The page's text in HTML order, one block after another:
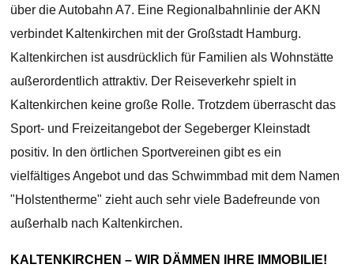
über die Autobahn A7. Eine Regionalbahnlinie der AKN
verbindet Kaltenkirchen mit der Großstadt Hamburg.
Kaltenkirchen ist ausdrücklich für Familien als Wohnstätte
außerordentlich attraktiv. Der Reiseverkehr spielt in
Kaltenkirchen keine große Rolle. Trotzdem überrascht das
Sport- und Freizeitangebot der Segeberger Kleinstadt
positiv. In den örtlichen Sportvereinen gibt es ein
vielfältiges Angebot und das Schwimmbad mit dem Namen
"Holstentherme" zieht auch sehr viele Badefreunde von
außerhalb nach Kaltenkirchen.
KALTENKIRCHEN – WIR DÄMMEN IHRE IMMOBILIE!